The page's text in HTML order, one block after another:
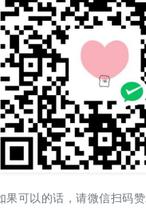
果可以的话，请微信扫码